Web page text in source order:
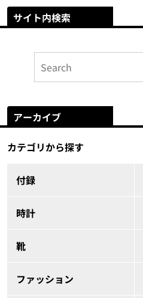
サイト内検索
アーカイブ
カテゴリから探す
付録
時計
靴
ファッション